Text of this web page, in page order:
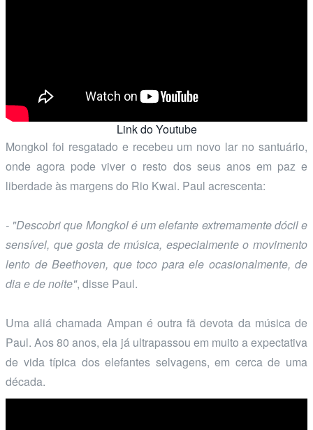
Link do Youtube
Mongkol foi resgatado e recebeu um novo lar no santuário,
onde agora pode viver o resto dos seus anos em paz e
liberdade às margens do Rio Kwai. Paul acrescenta:
- "Descobri que Mongkol é um elefante extremamente dócil e
sensível, que gosta de música, especialmente o movimento
lento de Beethoven, que toco para ele ocasionalmente, de
dia e de noite", disse Paul.
Uma aliá chamada Ampan é outra fã devota da música de
Paul. Aos 80 anos, ela já ultrapassou em muito a expectativa
de vida típica dos elefantes selvagens, em cerca de uma
década.